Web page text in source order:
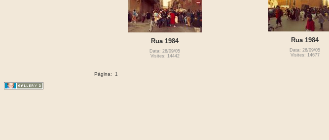
Rua 1984
Data: 26/09/05
Visites: 14442
Rua 1984
Data: 26/09/05
Visites: 14677
Pàgina: 1